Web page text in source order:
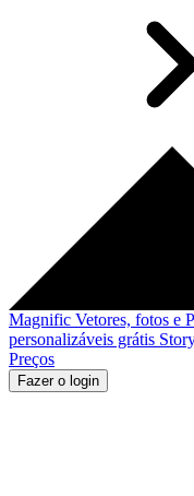
Magnific Vetores, fotos e
personalizáveis grátis
Preços
Fazer o login